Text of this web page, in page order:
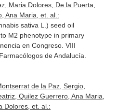
Maria Dolores, De la Puerta,
Ana Maria, et. al.:
sativa L.) seed oil
M2 phenotype in primary
en Congreso. VIII
de Andalucía.
de la Paz, Sergio,
Quilez Guerrero, Ana Maria,
Dolores, et. al.: